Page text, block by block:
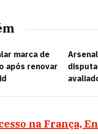
marca de
após renovar
na França,